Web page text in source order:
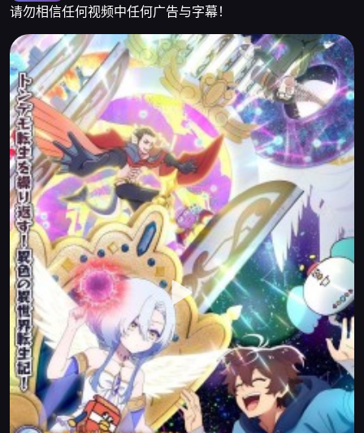
请勿相信任何视频中任何广告与字幕！